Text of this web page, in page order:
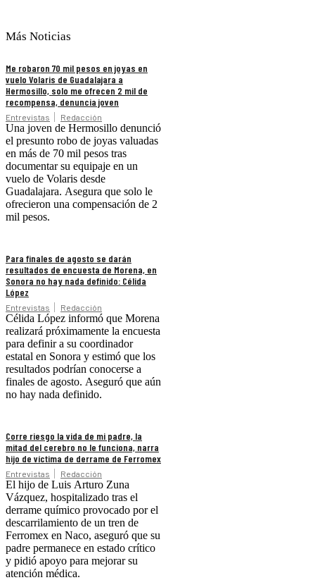
Más Noticias
Me robaron 70 mil pesos en joyas en
vuelo Volaris de Guadalajara a
Hermosillo, solo me ofrecen 2 mil de
recompensa, denuncia joven
Entrevistas Redacción
Una joven de Hermosillo denunció
el presunto robo de joyas valuadas
en más de 70 mil pesos tras
documentar su equipaje en un
vuelo de Volaris desde
Guadalajara. Asegura que solo le
ofrecieron una compensación de 2
mil pesos.
Para finales de agosto se darán
resultados de encuesta de Morena, en
Sonora no hay nada definido: Célida
López
Entrevistas Redacción
Célida López informó que Morena
realizará próximamente la encuesta
para definir a su coordinador
estatal en Sonora y estimó que los
resultados podrían conocerse a
finales de agosto. Aseguró que aún
no hay nada definido.
Corre riesgo la vida de mi padre, la
mitad del cerebro no le funciona, narra
hijo de víctima de derrame de Ferromex
Entrevistas Redacción
El hijo de Luis Arturo Zuna
Vázquez, hospitalizado tras el
derrame químico provocado por el
descarrilamiento de un tren de
Ferromex en Naco, aseguró que su
padre permanece en estado crítico
y pidió apoyo para mejorar su
atención médica.